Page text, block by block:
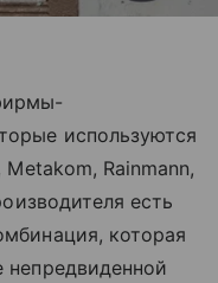
используются
Rainmann,
есть
которая